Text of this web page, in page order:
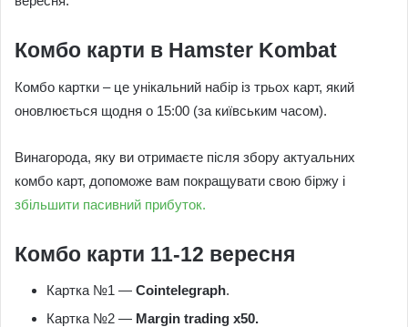
Комбо карти в Hamster Kombat
Комбо картки – це унікальний набір із трьох карт, який
оновлюється щодня о 15:00 (за київським часом).
Винагорода, яку ви отримаєте після збору актуальних
комбо карт, допоможе вам покращувати свою біржу і
збільшити пасивний прибуток.
Комбо карти 11-12 вересня
Картка №1 — Cointelegraph.
Картка №2 — Margin trading x50.